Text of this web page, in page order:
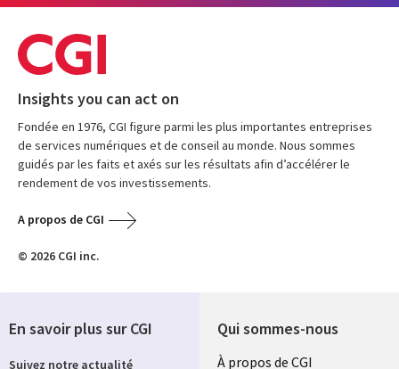
Insights you can act on
Fondée en 1976, CGI figure parmi les plus importantes entreprises
de services numériques et de conseil au monde. Nous sommes
guidés par les faits et axés sur les résultats afin d’accélérer le
rendement de vos investissements.
A propos de CGI
© 2026 CGI inc.
Qui sommes-nous
Useful
À propos de CGI
En savoir plus sur CGI
Suivez notre actualité